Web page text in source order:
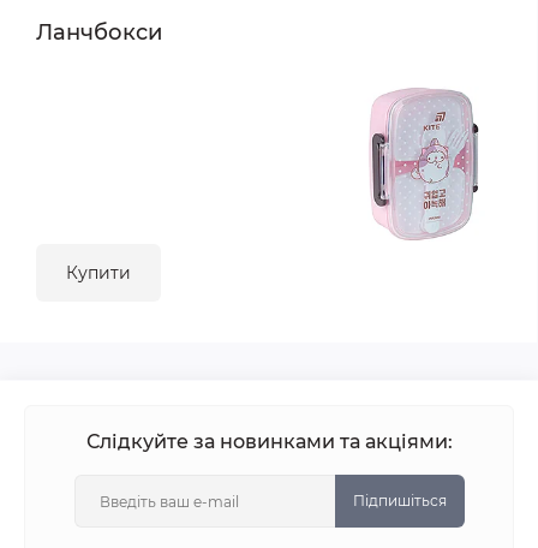
Ланчбокси
Купити
Слідкуйте за новинками та акціями:
Підпишіться